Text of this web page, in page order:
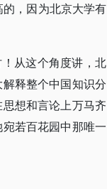
，因为北京大学有
从这个角度讲，北
释整个中国知识分
想和言论上万马齐
若百花园中那唯一